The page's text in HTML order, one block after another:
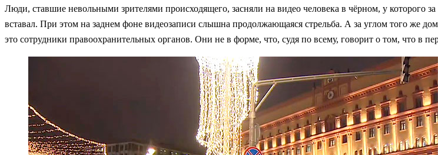
Люди, ставшие невольными зрителями происходящего, засняли на видео человека в чёрном, у которого
вставал. При этом на заднем фоне видеозаписи слышна продолжающаяся стрельба. А за углом того же
это сотрудники правоохранительных органов. Они не в форме, что, судя по всему, говорит о том, что в